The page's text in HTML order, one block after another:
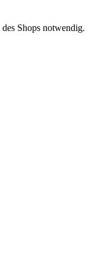
Shops notwendig.